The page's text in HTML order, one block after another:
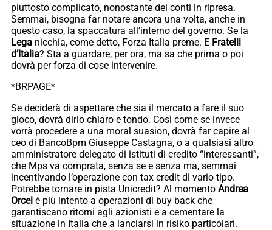
piuttosto complicato, nonostante dei conti in ripresa.
Semmai, bisogna far notare ancora una volta, anche in
questo caso, la spaccatura all’interno del governo. Se la
Lega nicchia, come detto, Forza Italia preme. E Fratelli
d’Italia? Sta a guardare, per ora, ma sa che prima o poi
dovrà per forza di cose intervenire.
*BRPAGE*
Se deciderà di aspettare che sia il mercato a fare il suo
gioco, dovrà dirlo chiaro e tondo. Così come se invece
vorrà procedere a una moral suasion, dovrà far capire al
ceo di BancoBpm Giuseppe Castagna, o a qualsiasi altro
amministratore delegato di istituti di credito “interessanti”,
che Mps va comprata, senza se e senza ma, semmai
incentivando l’operazione con tax credit di vario tipo.
Potrebbe tornare in pista Unicredit? Al momento Andrea
Orcel è più intento a operazioni di buy back che
garantiscano ritorni agli azionisti e a cementare la
situazione in Italia che a lanciarsi in risiko particolari.